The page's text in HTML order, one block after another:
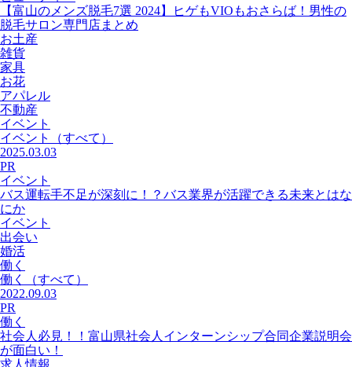
【富山のメンズ脱毛7選 2024】ヒゲもVIOもおさらば！男性の
脱毛サロン専門店まとめ
お土産
雑貨
家具
お花
アパレル
不動産
イベント
イベント
（すべて）
2025.03.03
PR
イベント
バス運転手不足が深刻に！？バス業界が活躍できる未来とはな
にか
イベント
出会い
婚活
働く
働く
（すべて）
2022.09.03
PR
働く
社会人必見！！富山県社会人インターンシップ合同企業説明会
が面白い！
求人情報